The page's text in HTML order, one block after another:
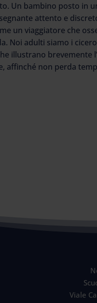
Un bambino posto in
attento e
un viaggiatore che
Noi adulti siamo i
illustrano brevemente
affinché non perda
Viale